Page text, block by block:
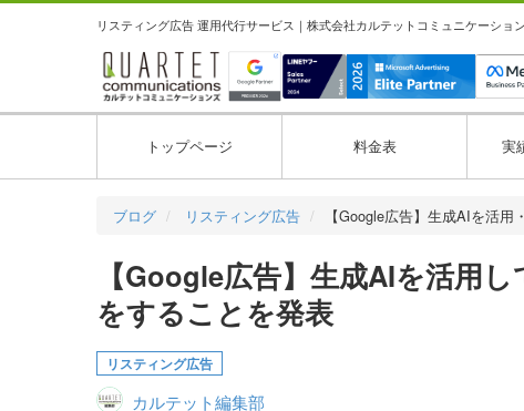
リスティング広告 運用代行サービス｜株式会社カルテットコミュニケーショ
トップページ 料金表 実
ブログ リスティング広告 【Google広告】生成AIを活用
【Google広告】生成AIを活用
をすることを発表
リスティング広告
カルテット編集部